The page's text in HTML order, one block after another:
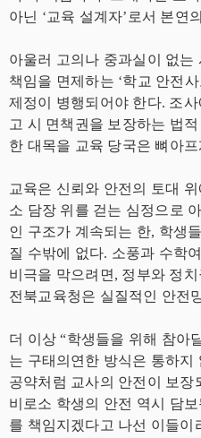
아닌 ‘교육 설계자’로서 본연
아울러 고의나 중과실이 없는
책임을 면제하는 ‘학교 안전
제정이 병행되어야 한다. 조
고 시 면책권을 보장하는 법
한 대목을 교육 당국은 뼈아
교육은 신뢰와 안전의 토대
소 담장 위를 걷는 심정으로
인 구조가 계속되는 한, 학생
질 수밖에 없다. 소풍과 수학
비극을 막으려면, 정부와 정
전북교육청은 실질적인 안전
더 이상 “학생들을 위해 참아
는 구태의연한 방식은 통하
공약처럼 교사의 안전이 보장
비로소 학생의 안전 역시 담
를 책임지겠다고 나선 이들이